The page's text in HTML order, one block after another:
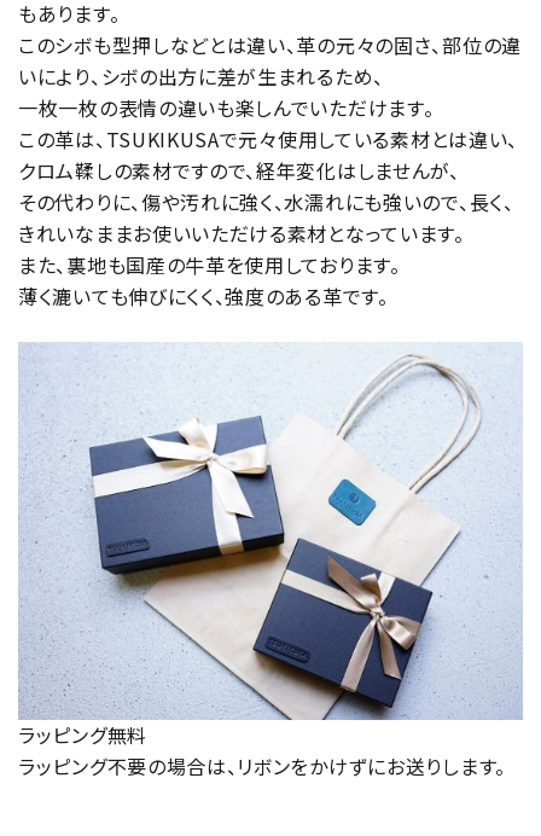
もあります。
このシボも型押しなどとは違い、革の元々の固さ、部位の違
いにより、シボの出方に差が生まれるため、
一枚一枚の表情の違いも楽しんでいただけます。
この革は、TSUKIKUSAで元々使用している素材とは違い、
クロム鞣しの素材ですので、経年変化はしませんが、
その代わりに、傷や汚れに強く、水濡れにも強いので、長く、
きれいなままお使いいただける素材となっています。
また、裏地も国産の牛革を使用しております。
薄く漉いても伸びにくく、強度のある革です。
ラッピング無料
ラッピング不要の場合は、リボンをかけずにお送りします。